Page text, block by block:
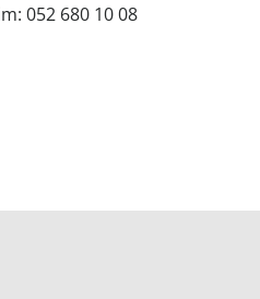
052 680 10 08